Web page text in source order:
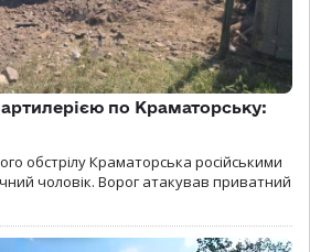
по Краматорську:
обстрілу Краматорська російськими
чоловік. Ворог атакував приватний